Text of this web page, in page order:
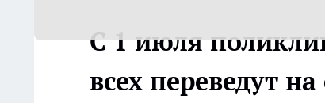
С 1 июля
всех переведут